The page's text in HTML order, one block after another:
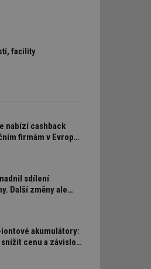
facility
nabízí cashback
firmám v Evropě
sdílení
Další změny ale
akumulátory:
cenu a závislost